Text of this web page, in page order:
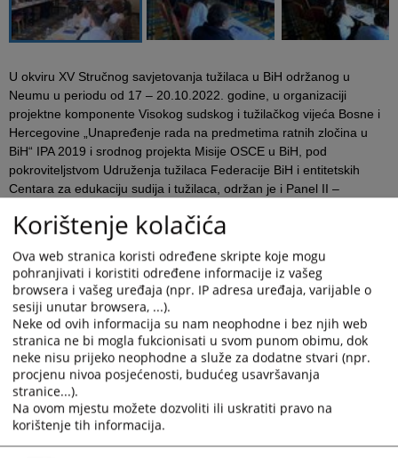
U okviru XV Stručnog savjetovanja tužilaca u BiH održanog u
Neumu u periodu od 17 – 20.10.2022. godine, u organizaciji
projektne komponente Visokog sudskog i tužilačkog vijeća Bosne i
Hercegovine „Unapređenje rada na predmetima ratnih zločina u
BiH“ IPA 2019 i srodnog projekta Misije OSCE u BiH, pod
pokroviteljstvom Udruženja tužilaca Federacije BiH i entitetskih
Centara za edukaciju sudija i tužilaca, održan je i Panel II –
tužioci tužilaštava u BiH koji rade na predmetima ratnih zločina.
Panel, na kojem su sveobuhvatno razmotrena aktuelna pitanja u
vezi sa procesuiranjem predmeta ratnih zločina, od strane učesnika
ocijenjen je izuzetno uspješnim i korisnim za dalje praktično
postupanje.
Stručni skup obuhvatio je razmatranje temeljnih aspekata
procesuiranja predmeta ratnih zločina, te lociranje i fokusiranje na
konkretne normativno-praktične probleme i iznalaženje rješenja. Na
samom početku skupa pružen je uvid u pregled stanja u radu na
predmetima ratnih zločina u tužilaštvima u BiH zaključno sa
30.06.2022. godine sa aspekta implementacije Revidirane državne
Korištenje kolačića
Ova web stranica koristi određene skripte koje mogu
pohranjivati i koristiti određene informacije iz vašeg
browsera i vašeg uređaja (npr. IP adresa uređaja, varijable o
sesiji unutar browsera, ...).
Neke od ovih informacija su nam neophodne i bez njih web
stranica ne bi mogla fukcionisati u svom punom obimu, dok
neke nisu prijeko neophodne a služe za dodatne stvari (npr.
procjenu nivoa posjećenosti, budućeg usavršavanja
stranice...).
Na ovom mjestu možete dozvoliti ili uskratiti pravo na
korištenje tih informacija.